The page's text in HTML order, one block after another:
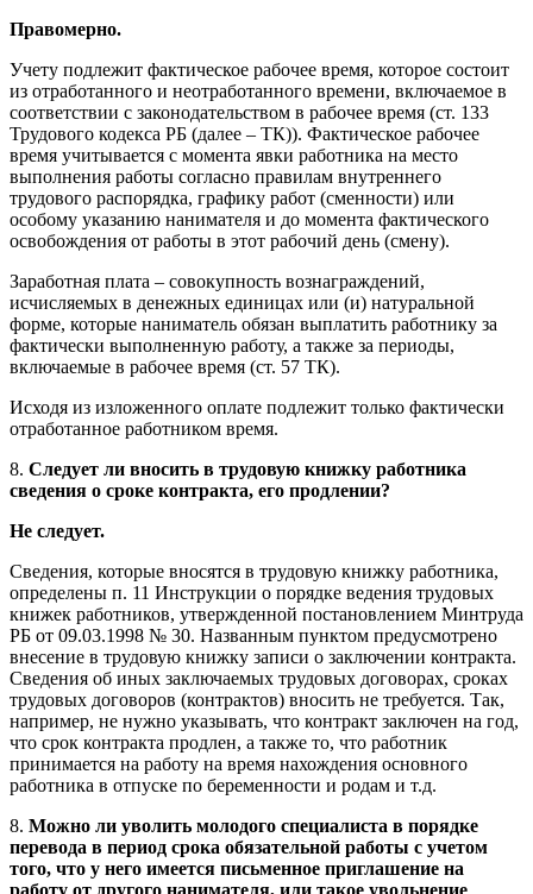
Правомерно.
Учету подлежит фактическое рабочее время, которое состоит
из отработанного и неотработанного времени, включаемое в
соответствии с законодательством в рабочее время (ст. 133
Трудового кодекса РБ (далее – ТК)). Фактическое рабочее
время учитывается с момента явки работника на место
выполнения работы согласно правилам внутреннего
трудового распорядка, графику работ (сменности) или
особому указанию нанимателя и до момента фактического
освобождения от работы в этот рабочий день (смену).
Заработная плата – совокупность вознаграждений,
исчисляемых в денежных единицах или (и) натуральной
форме, которые наниматель обязан выплатить работнику за
фактически выполненную работу, а также за периоды,
включаемые в рабочее время (ст. 57 ТК).
Исходя из изложенного оплате подлежит только фактически
отработанное работником время.
8. Следует ли вносить в трудовую книжку работника
сведения о сроке контракта, его продлении?
Не следует.
Сведения, которые вносятся в трудовую книжку работника,
определены п. 11 Инструкции о порядке ведения трудовых
книжек работников, утвержденной постановлением Минтруда
РБ от 09.03.1998 № 30. Названным пунктом предусмотрено
внесение в трудовую книжку записи о заключении контракта.
Сведения об иных заключаемых трудовых договорах, сроках
трудовых договоров (контрактов) вносить не требуется. Так,
например, не нужно указывать, что контракт заключен на год,
что срок контракта продлен, а также то, что работник
принимается на работу на время нахождения основного
работника в отпуске по беременности и родам и т.д.
8. Можно ли уволить молодого специалиста в порядке
перевода в период срока обязательной работы с учетом
того, что у него имеется письменное приглашение на
работу от другого нанимателя, или такое увольнение